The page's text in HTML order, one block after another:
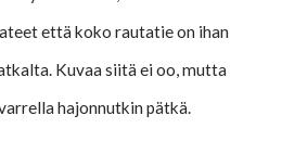
että koko rautatie on ihan
Kuvaa siitä ei oo, mutta
hajonnutkin pätkä.